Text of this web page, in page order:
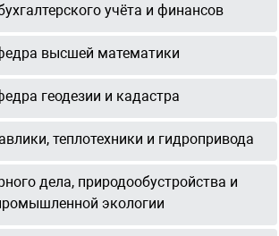
учёта и финансов
высшей математики
геодезии и кадастра
теплотехники и гидропривода
дела, природообустройства и
экологии